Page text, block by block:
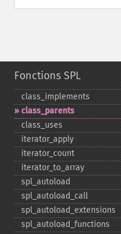
Fonctions SPL
class_​implements
class_​parents
class_​uses
iterator_​apply
iterator_​count
iterator_​to_​array
spl_​autoload
spl_​autoload_​call
spl_​autoload_​extensions
spl_​autoload_​functions